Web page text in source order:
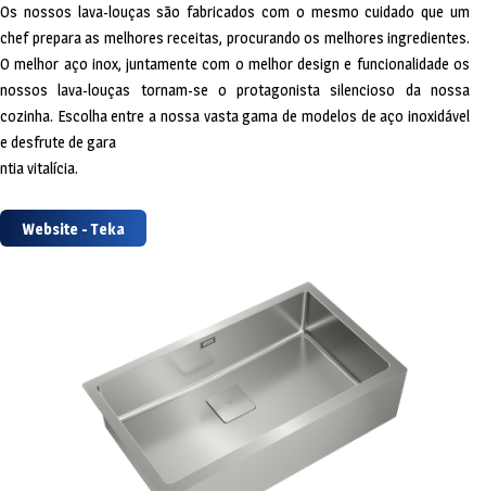
Os nossos lava-louças são fabricados com o mesmo cuidado que um
chef prepara as melhores receitas, procurando os melhores ingredientes.
O melhor aço inox, juntamente com o melhor design e funcionalidade os
nossos lava-louças tornam-se o protagonista silencioso da nossa
cozinha. Escolha entre a nossa vasta gama de modelos de aço inoxidável
e desfrute de gara
ntia vitalícia.
Website - Teka